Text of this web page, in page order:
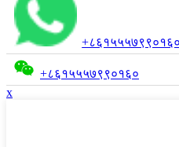
+८६१५५५७९९०१६०
+८६१५५५७९९०१६०
x